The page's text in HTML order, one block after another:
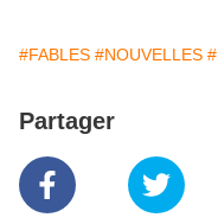
#FABLES #NOUVELLES
Partager